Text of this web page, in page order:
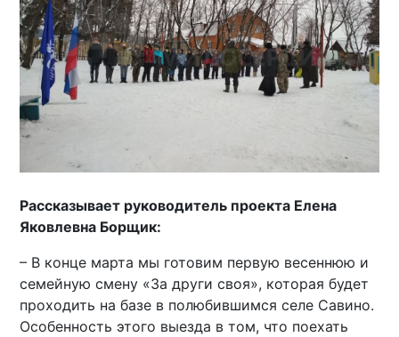
Рассказывает руководитель проекта Елена
Яковлевна Борщик:
– В конце марта мы готовим первую весеннюю и
семейную смену «За други своя», которая будет
проходить на базе в полюбившимся селе Савино.
Особенность этого выезда в том, что поехать